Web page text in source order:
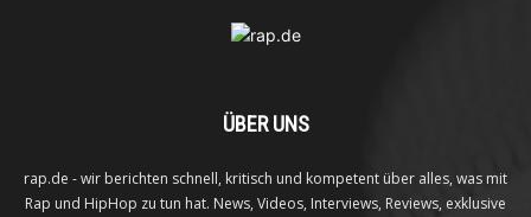
ÜBER UNS
rap.de - wir berichten schnell, kritisch und kompetent über alles, was mit
Rap und HipHop zu tun hat. News, Videos, Interviews, Reviews, exklusive